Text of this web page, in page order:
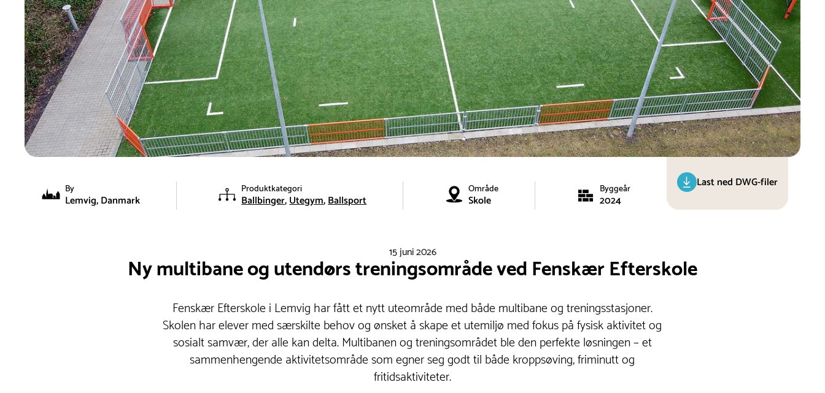
By
Lemvig, Danmark
Produktkategori
Ballbinger Utegym Ballsport
Område
Skole
Byggeår
2024
Last ned DWG-filer
15 juni 2026
Ny multibane og utendørs treningsområde ved Fenskær Efterskole
Fenskær Efterskole i Lemvig har fått et nytt uteområde med både multibane og treningsstasjoner.
Skolen har elever med særskilte behov og ønsket å skape et utemiljø med fokus på fysisk aktivitet og
sosialt samvær, der alle kan delta. Multibanen og treningsområdet ble den perfekte løsningen – et
sammenhengende aktivitetsområde som egner seg godt til både kroppsøving, friminutt og
fritidsaktiviteter.